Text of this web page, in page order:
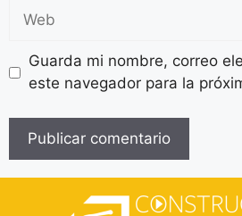
Guarda mi nombre, correo
este navegador para la